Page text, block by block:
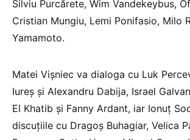
Silviu Purcărete, Wim Vandekeybus,
Cristian Mungiu, Lemi Ponifasio, Milo
Yamamoto.
Matei Vişniec va dialoga cu Luk
Iureş şi Alexandru Dabija, Israel
El Khatib şi Fanny Ardant, iar Ionuţ
discuţiile cu Dragoş Buhagiar, Velica